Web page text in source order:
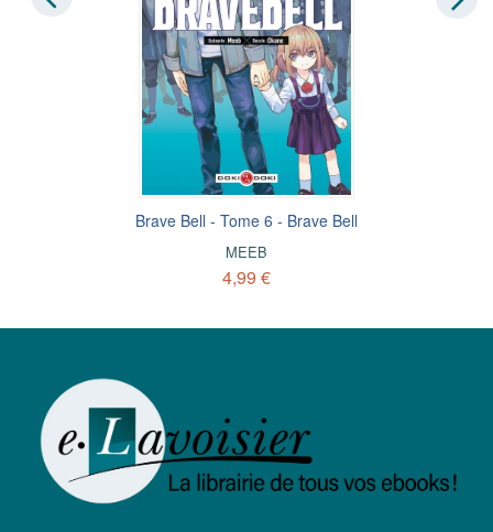
Brave Bell - Tome 6 - Brave Bell
MEEB
4,99 €